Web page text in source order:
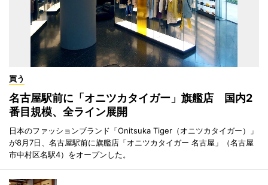
買う
名古屋駅前に「オニツカタイガー」旗艦店 国内2
番目規模、全ライン展開
日本のファッションブランド「Onitsuka Tiger（オニツカタイガー）」
が8月7日、名古屋駅前に旗艦店「オニツカタイガー 名古屋」（名古屋
市中村区名駅4）をオープンした。